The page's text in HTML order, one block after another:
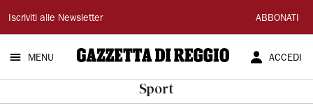
Gazzetta
di
Reggio
Iscriviti alle Newsletter ABBONATI
MENU ACCEDI
Sport